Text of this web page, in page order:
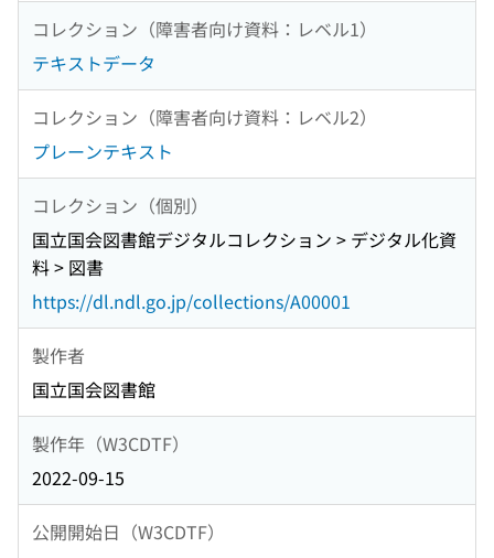
コレクション（障害者向け資料：レベル1）
テキストデータ
コレクション（障害者向け資料：レベル2）
プレーンテキスト
コレクション（個別）
国立国会図書館デジタルコレクション > デジタル化資
料 > 図書
https://dl.ndl.go.jp/collections/A00001
製作者
国立国会図書館
製作年（W3CDTF）
2022-09-15
公開開始日（W3CDTF）